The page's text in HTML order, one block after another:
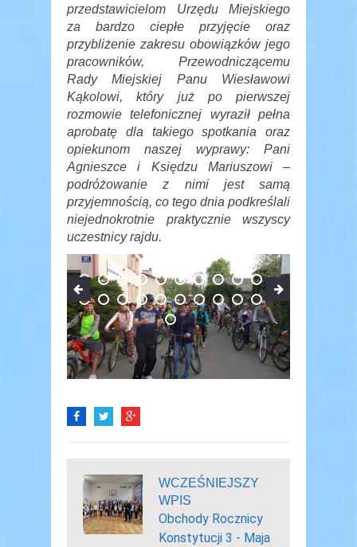
przedstawicielom Urzędu Miejskiego
za bardzo ciepłe przyjęcie oraz
przybliżenie zakresu obowiązków jego
pracowników, Przewodniczącemu
Rady Miejskiej Panu Wiesławowi
Kąkolowi, który już po pierwszej
rozmowie telefonicznej wyraził pełna
aprobatę dla takiego spotkania oraz
opiekunom naszej wyprawy: Pani
Agnieszce i Księdzu Mariuszowi –
podróżowanie z nimi jest samą
przyjemnością, co tego dnia podkreślali
niejednokrotnie praktycznie wszyscy
uczestnicy rajdu.
WCZEŚNIEJSZY
WPIS
Obchody Rocznicy
Konstytucji 3 - Maja